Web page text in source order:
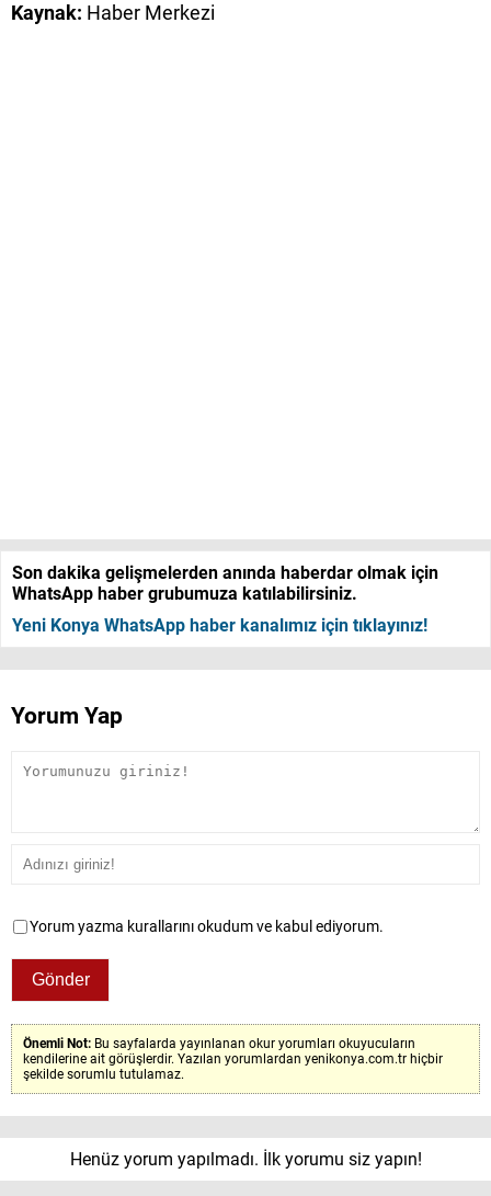
Kaynak: Haber Merkezi
Son dakika gelişmelerden anında haberdar olmak için
WhatsApp haber grubumuza katılabilirsiniz.
Yeni Konya WhatsApp haber kanalımız için tıklayınız!
Yorum Yap
Yorum yazma kurallarını okudum ve kabul ediyorum.
Önemli Not: Bu sayfalarda yayınlanan okur yorumları okuyucuların
kendilerine ait görüşlerdir. Yazılan yorumlardan yenikonya.com.tr hiçbir
şekilde sorumlu tutulamaz.
Henüz yorum yapılmadı. İlk yorumu siz yapın!